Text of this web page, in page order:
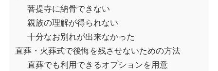
菩提寺に納骨できない
親族の理解が得られない
十分なお別れが出来なかった
直葬・火葬式で後悔を残させないための方法
直葬でも利用できるオプションを用意